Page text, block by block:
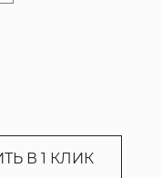
В 1 КЛИК